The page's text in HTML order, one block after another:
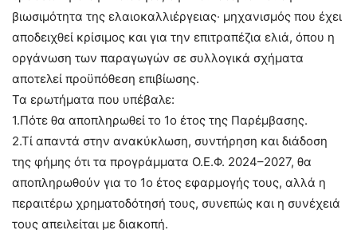
βιωσιμότητα της ελαιοκαλλιέργειας· μηχανισμός που έχει
αποδειχθεί κρίσιμος και για την επιτραπέζια ελιά, όπου η
οργάνωση των παραγωγών σε συλλογικά σχήματα
αποτελεί προϋπόθεση επιβίωσης.
Τα ερωτήματα που υπέβαλε:
1.Πότε θα αποπληρωθεί το 1ο έτος της Παρέμβασης.
2.Τί απαντά στην ανακύκλωση, συντήρηση και διάδοση
της φήμης ότι τα προγράμματα Ο.Ε.Φ. 2024–2027, θα
αποπληρωθούν για το 1ο έτος εφαρμογής τους, αλλά η
περαιτέρω χρηματοδότησή τους, συνεπώς και η συνέχειά
τους απειλείται με διακοπή.